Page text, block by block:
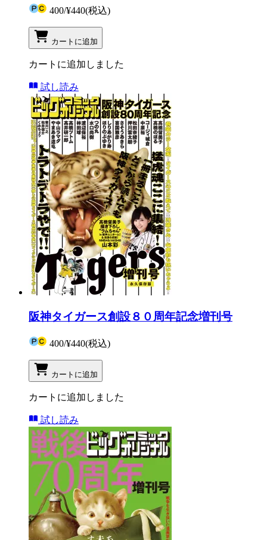
400/¥440(税込)
カートに追加
カートに追加しました
試し読み
阪神タイガース創設８０周年記念増刊号
400/¥440(税込)
カートに追加
カートに追加しました
試し読み